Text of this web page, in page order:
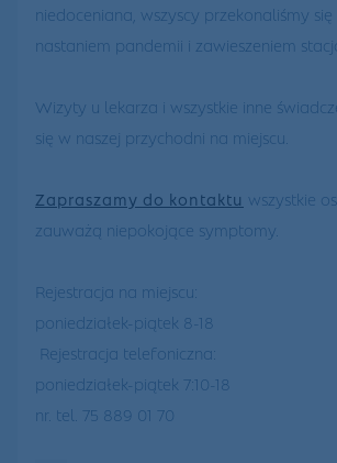
niedoceniana, wszyscy przekonaliśmy
nastaniem pandemii i zawieszeniem
Wizyty u lekarza i wszystkie inne
się w naszej przychodni na miejscu.
Zapraszamy do kontaktu wszystkie
zauważą niepokojące symptomy.
Rejestracja na miejscu:
poniedziałek-piątek 8-18
Rejestracja telefoniczna:
poniedziałek-piątek 7:10-18
nr. tel. 75 889 01 70